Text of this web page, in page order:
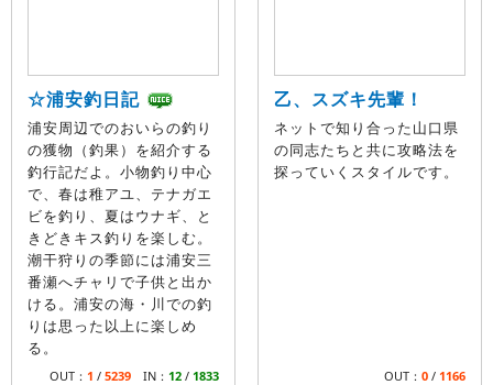
☆浦安釣日記
浦安周辺でのおいらの釣り
の獲物（釣果）を紹介する
釣行記だよ。小物釣り中心
で、春は稚アユ、テナガエ
ビを釣り、夏はウナギ、と
きどきキス釣りを楽しむ。
潮干狩りの季節には浦安三
番瀬へチャリで子供と出か
ける。浦安の海・川での釣
りは思った以上に楽しめ
る。
OUT： 1 / 5239 IN： 12 / 1833
乙、スズキ先輩！
ネットで知り合った山口県
の同志たちと共に攻略法を
探っていくスタイルです。
OUT： 0 / 1166